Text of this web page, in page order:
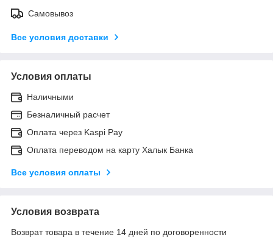
Самовывоз
Все условия доставки
Условия оплаты
Наличными
Безналичный расчет
Оплата через Kaspi Pay
Оплата переводом на карту Халык Банка
Все условия оплаты
Условия возврата
Возврат товара в течение 14 дней по договоренности